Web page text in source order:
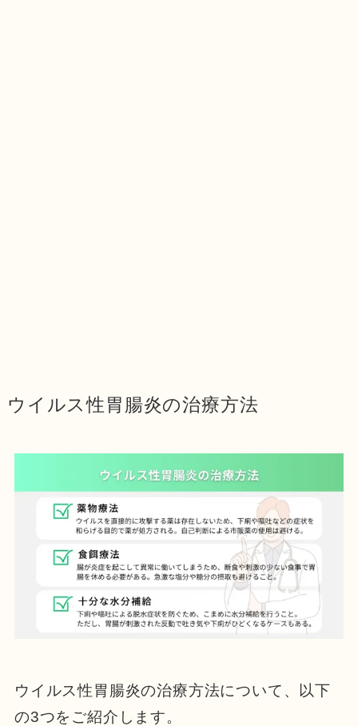
ウイルス性胃腸炎の治療方法
ウイルス性胃腸炎の治療方法について、以下
の3つをご紹介します。